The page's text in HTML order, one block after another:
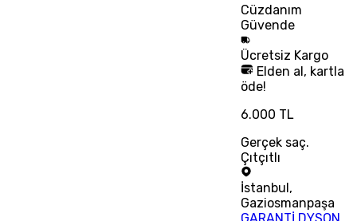
Cüzdanım
Güvende
Ücretsiz Kargo
Elden al, kartla
öde!
6.000 TL
Gerçek saç.
Çıtçıtlı
İstanbul ,
Gaziosmanpaşa